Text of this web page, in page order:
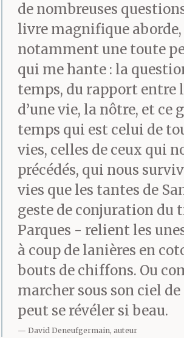
Absurde, ce
tissus et de
quadrillage
herbes
bruits de vidange
échappés de mon
ventre, rictus des
tantes, envie de
pipi et crainte,
d’avancer. De ne
reconnaître ou
peut-être. Je stagne
dans un espace
de nombreuses
livre magnifique aborde,
notamment une toute
qui me hante : la
temps, du rapport entre
d’une vie, la nôtre, et ce
temps qui est celui de
vies, celles de ceux qui
précédés, qui nous
vies que les tantes de
geste de conjuration du
Parques - relient les
à coup de lanières en
bouts de chiffons. Ou
marcher sous son ciel de
peut se révéler si beau.
David Deneufgermain, auteur